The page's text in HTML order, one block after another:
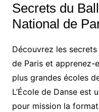
Secrets du
National de
Découvrez les
de Paris et apprenez-
plus grandes écoles
L’École de Danse est
pour mission la